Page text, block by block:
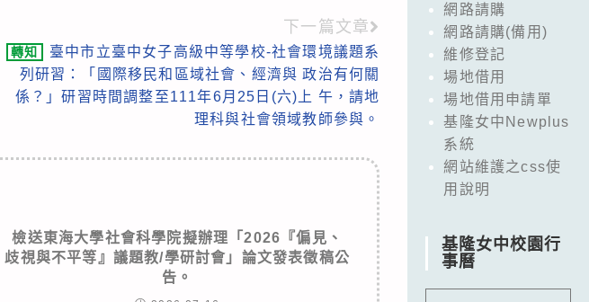
下一篇文章
轉知
臺中市立臺中女子高級中等學校-社會環境議題系
列研習：「國際移民和區域社會、經濟與 政治有何關
係？」研習時間調整至111年6月25日(六)上 午，請地
理科與社會領域教師參與。
檢送東海大學社會科學院擬辦理「2026『偏見、
歧視與不平等』議題教/學研討會」論文發表徵稿公
告。
網路請購
網路請購(備用)
維修登記
場地借用
場地借用申請單
基隆女中Newplus
系統
網站維護之css使
用說明
基隆女中校園行
事曆